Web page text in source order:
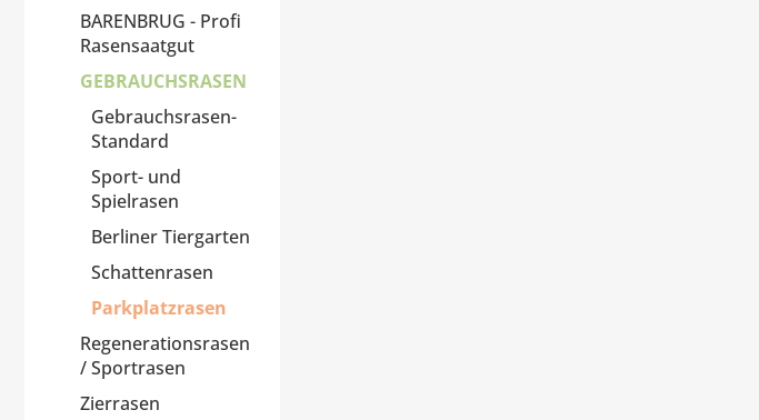
BARENBRUG - Profi
Rasensaatgut
GEBRAUCHSRASEN
Gebrauchsrasen-
Standard
Sport- und
Spielrasen
Berliner Tiergarten
Schattenrasen
Parkplatzrasen
Regenerationsrasen
/ Sportrasen
Zierrasen